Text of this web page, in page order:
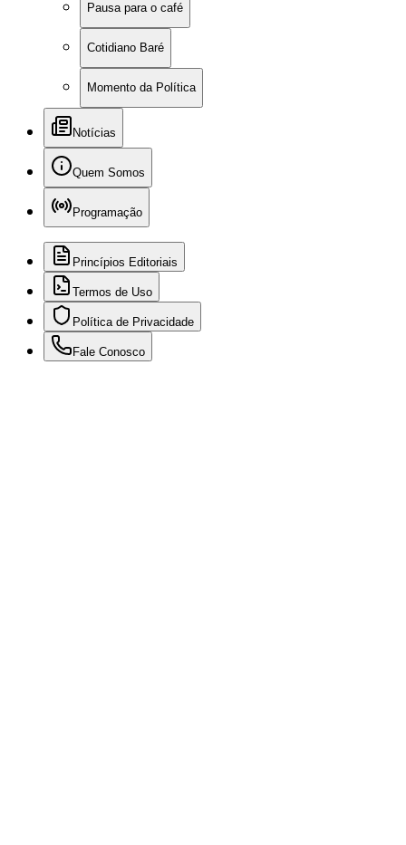
Pausa para o café
Cotidiano Baré
Momento da Política
Notícias
Quem Somos
Programação
Princípios Editoriais
Termos de Uso
Política de Privacidade
Fale Conosco